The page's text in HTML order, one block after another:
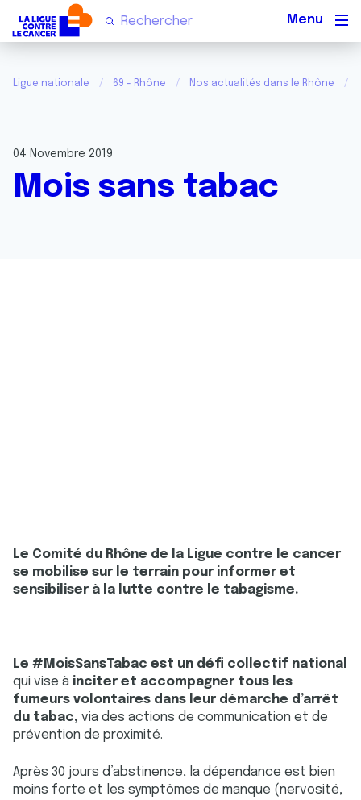
Ligue nationale 69 - Rhône Nos actualités dans le Rhône
04 Novembre 2019
Mois sans tabac
Le Comité du Rhône de la Ligue contre le cancer
se mobilise sur le terrain pour informer et
sensibiliser à la lutte contre le tabagisme.
Le #MoisSansTabac est un défi collectif national
qui vise à inciter et accompagner tous les
fumeurs volontaires dans leur démarche d’arrêt
du tabac, via des actions de communication et de
prévention de proximité.
Après 30 jours d’abstinence, la dépendance est bien
moins forte et les symptômes de manque (nervosité,